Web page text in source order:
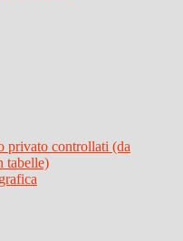
privato controllati (da
tabelle)